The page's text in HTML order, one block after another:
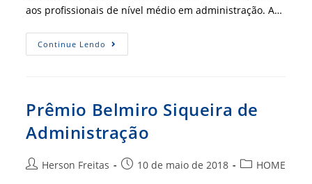
aos profissionais de nível médio em administração. A…
Continue Lendo CFA
Lança
Fortes”
Prêmio Belmiro Siqueira de
Administração
AutorHerson Freitas
Post10 de maio de 2018
Categoria
HOME